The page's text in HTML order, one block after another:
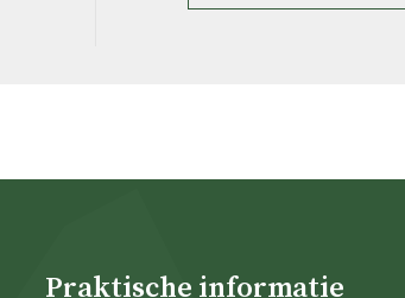
Praktische informatie